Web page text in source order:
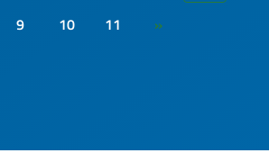
9 10 11 »